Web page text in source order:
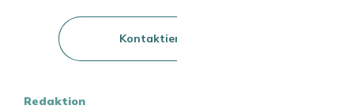
Kontaktieren Sie uns
Redaktion